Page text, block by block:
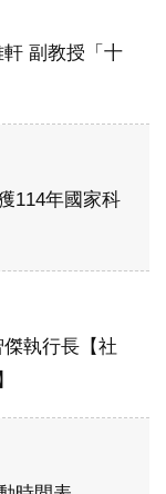
軒 副教授「十
114年國家科
執行長【社